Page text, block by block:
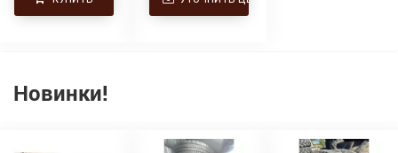
Новинки!